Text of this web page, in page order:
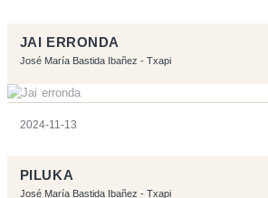
JAI ERRONDA
José María Bastida Ibañez - Txapi
2024-11-13
PILUKA
José María Bastida Ibañez - Txapi